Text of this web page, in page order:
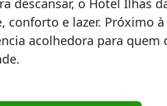
descansar, o Hotel Ilhas
e lazer. Próximo à
acolhedora para quem